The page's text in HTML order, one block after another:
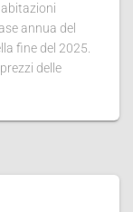
annua del
fine del 2025.
delle